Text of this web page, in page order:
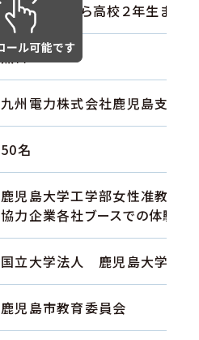
中学１年生から高校２年生まで
無料
九州電力株式会社鹿児島支店（
50名
鹿児島大学工学部女性准教授に
協力企業各社ブースでの体験企
国立大学法人 鹿児島大学工
鹿児島市教育委員会